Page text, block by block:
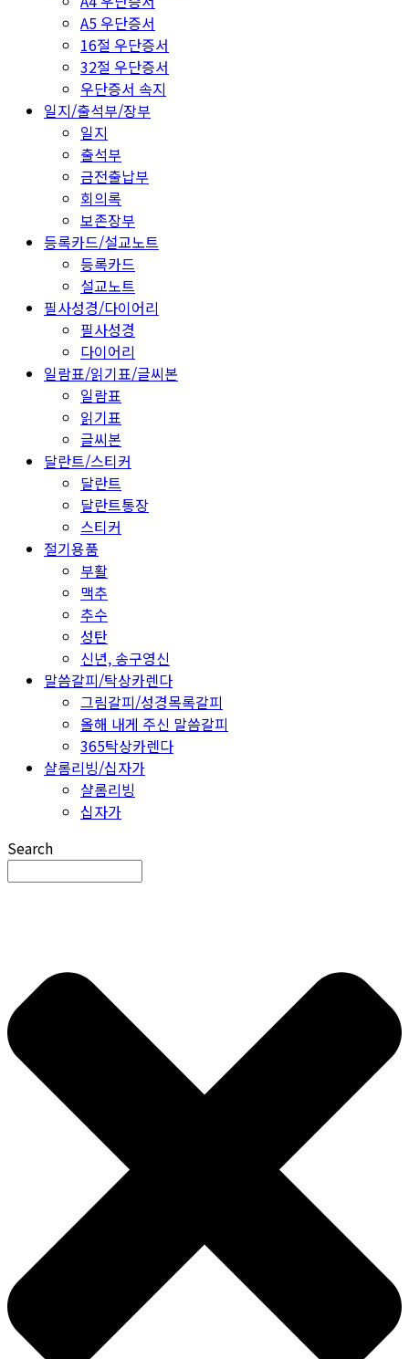
A5 우단증서
16절 우단증서
32절 우단증서
우단증서 속지
일지/출석부/장부
일지
출석부
금전출납부
회의록
보존장부
등록카드/설교노트
등록카드
설교노트
필사성경/다이어리
필사성경
다이어리
일람표/읽기표/글씨본
일람표
읽기표
글씨본
달란트/스티커
달란트
달란트통장
스티커
절기용품
부활
맥추
추수
성탄
신년, 송구영신
말씀갈피/탁상카렌다
그림갈피/성경목록갈피
올해 내게 주신 말씀갈피
365탁상카렌다
샬롬리빙/십자가
샬롬리빙
십자가
Search